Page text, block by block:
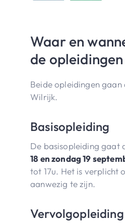
Waar en
de
Beide opleidingen
Wilrijk.
Basisopleiding
De basisopleiding gaat
18 en zondag 19
tot 17u. Het is verplicht
aanwezig te zijn.
Vervolgopleiding